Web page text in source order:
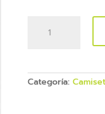
técnica
cantidad
Categoría: